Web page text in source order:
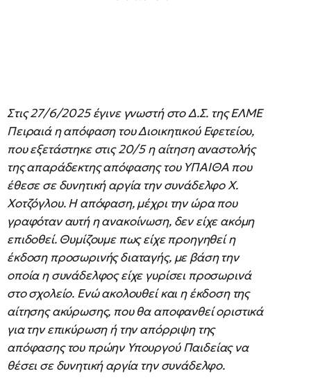
Στις 27/6/2025 έγινε γνωστή στο Δ.Σ. της ΕΛΜΕ
Πειραιά η απόφαση του Διοικητικού Εφετείου,
που εξετάστηκε στις 20/5 η αίτηση αναστολής
της απαράδεκτης απόφασης του ΥΠΑΙΘΑ που
έθεσε σε δυνητική αργία την συνάδελφο Χ.
Χοτζόγλου. Η απόφαση, μέχρι την ώρα που
γραφόταν αυτή η ανακοίνωση, δεν είχε ακόμη
επιδοθεί. Θυμίζουμε πως είχε προηγηθεί η
έκδοση προσωρινής διαταγής, με βάση την
οποία η συνάδελφος είχε γυρίσει προσωρινά
στο σχολείο. Ενώ ακολουθεί και η έκδοση της
αίτησης ακύρωσης, που θα αποφανθεί οριστικά
για την επικύρωση ή την απόρριψη της
απόφασης του πρώην Υπουργού Παιδείας να
θέσει σε δυνητική αργία την συνάδελφο.